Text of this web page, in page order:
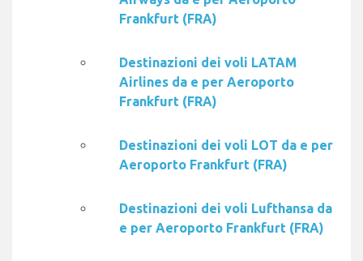
Frankfurt (FRA)
Destinazioni dei voli LATAM
Airlines da e per Aeroporto
Frankfurt (FRA)
Destinazioni dei voli LOT da e per
Aeroporto Frankfurt (FRA)
Destinazioni dei voli Lufthansa da
e per Aeroporto Frankfurt (FRA)